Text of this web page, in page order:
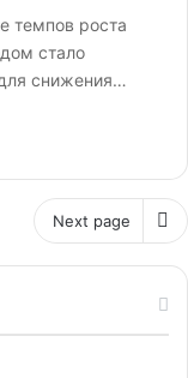
темпов роста
стало
снижения…
Next page